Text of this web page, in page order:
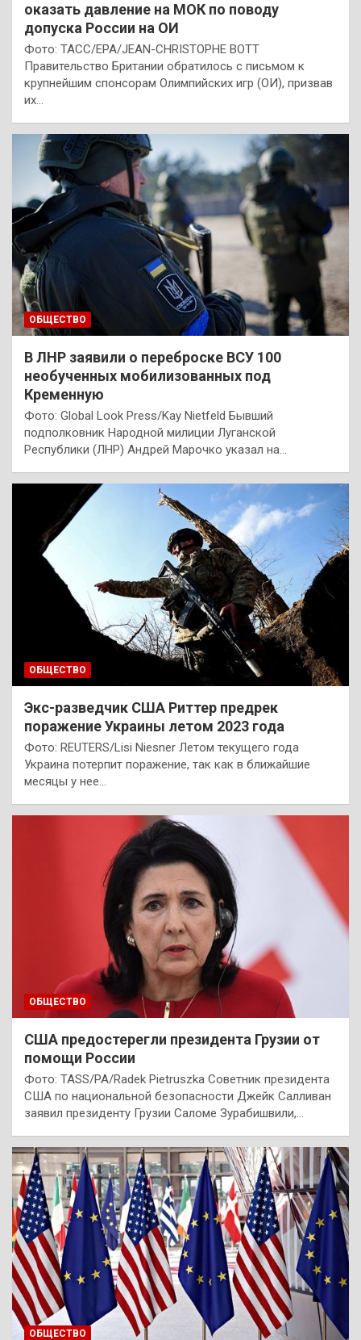
оказать давление на МОК по поводу
допуска России на ОИ
Фото: ТАСС/EPA/JEAN-CHRISTOPHE BOTT
Правительство Британии обратилось с письмом к
крупнейшим спонсорам Олимпийских игр (ОИ), призвав
их…
ОБЩЕСТВО
В ЛНР заявили о переброске ВСУ 100
необученных мобилизованных под
Кременную
Фото: Global Look Press/Kay Nietfeld Бывший
подполковник Народной милиции Луганской
Республики (ЛНР) Андрей Марочко указал на…
ОБЩЕСТВО
Экс-разведчик США Риттер предрек
поражение Украины летом 2023 года
Фото: REUTERS/Lisi Niesner Летом текущего года
Украина потерпит поражение, так как в ближайшие
месяцы у нее…
ОБЩЕСТВО
США предостерегли президента Грузии от
помощи России
Фото: TASS/PA/Radek Pietruszka Советник президента
США по национальной безопасности Джейк Салливан
заявил президенту Грузии Саломе Зурабишвили,…
ОБЩЕСТВО